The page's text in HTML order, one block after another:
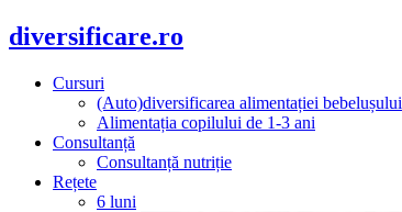
diversificare.ro
Cursuri
(Auto)diversificarea alimentației bebelușului
Alimentația copilului de 1-3 ani
Consultanță
Consultanță nutriție
Rețete
6 luni